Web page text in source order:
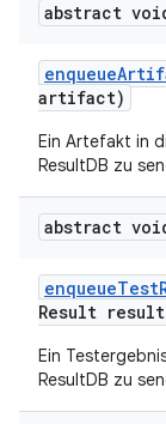
abstract
enqueue
artifact)
Ein Artefakt in
ResultDB zu
abstract
enqueueTest
Result
Ein
ResultDB zu